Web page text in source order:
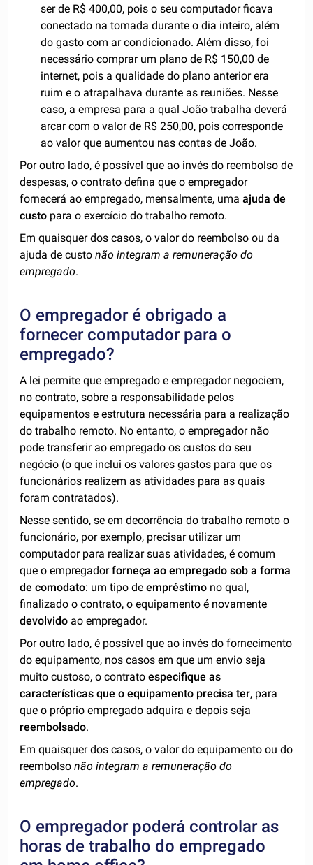
ser de R$ 400,00, pois o seu computador ficava
conectado na tomada durante o dia inteiro, além
do gasto com ar condicionado. Além disso, foi
necessário comprar um plano de R$ 150,00 de
internet, pois a qualidade do plano anterior era
ruim e o atrapalhava durante as reuniões. Nesse
caso, a empresa para a qual João trabalha deverá
arcar com o valor de R$ 250,00, pois corresponde
ao valor que aumentou nas contas de João.
Por outro lado, é possível que ao invés do reembolso de
despesas, o contrato defina que o empregador
fornecerá ao empregado, mensalmente, umaajuda de
custo para o exercício do trabalho remoto.
Em quaisquer dos casos, o valor do reembolso ou da
ajuda de custonão integram a remuneração do
empregado.
O empregador é obrigado a
fornecer computador para o
empregado?
A lei permite que empregado e empregador negociem,
no contrato, sobre a responsabilidade pelos
equipamentos e estrutura necessária para a realização
do trabalho remoto. No entanto, o empregador não
pode transferir ao empregado os custos do seu
negócio (o que inclui os valores gastos para que os
funcionários realizem as atividades para as quais
foram contratados).
Nesse sentido, se em decorrência do trabalho remoto o
funcionário, por exemplo, precisar utilizar um
computador para realizar suas atividades, é comum
que o empregadorforneça ao empregado sob a forma
de comodato: um tipo deempréstimo no qual,
finalizado o contrato, o equipamento é novamente
devolvido ao empregador.
Por outro lado, é possível que ao invés do fornecimento
do equipamento, nos casos em que um envio seja
muito custoso, o contratoespecifique as
características que o equipamento precisa ter, para
que o próprio empregado adquira e depois seja
reembolsado.
Em quaisquer dos casos, o valor do equipamento ou do
reembolsonão integram a remuneração do
empregado.
O empregador poderá controlar as
horas de trabalho do empregado